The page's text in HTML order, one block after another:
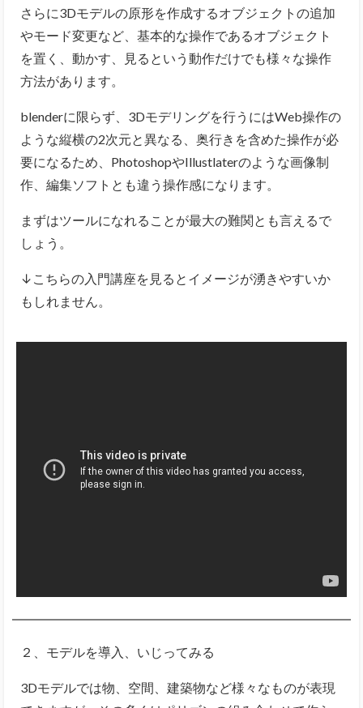
さらに3Dモデルの原形を作成するオブジェクトの追加
やモード変更など、基本的な操作であるオブジェクト
を置く、動かす、見るという動作だけでも様々な操作
方法があります。
blenderに限らず、3Dモデリングを行うにはWeb操作の
ような縦横の2次元と異なる、奥行きを含めた操作が必
要になるため、PhotoshopやIllustlaterのような画像制
作、編集ソフトとも違う操作感になります。
まずはツールになれることが最大の難関とも言えるで
しょう。
↓こちらの入門講座を見るとイメージが湧きやすいか
もしれません。
２、モデルを導入、いじってみる
3Dモデルでは物、空間、建築物など様々なものが表現